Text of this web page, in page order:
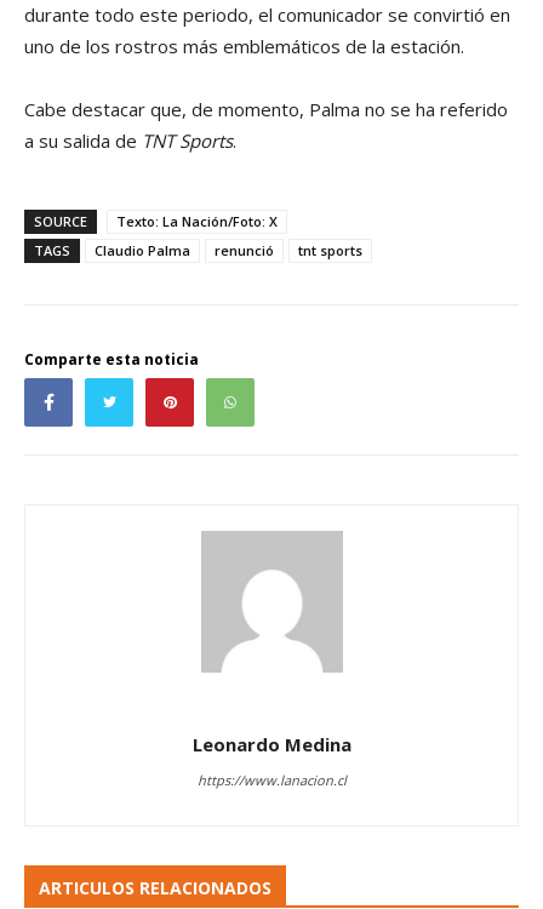
durante todo este periodo, el comunicador se convirtió en
uno de los rostros más emblemáticos de la estación.
Cabe destacar que, de momento, Palma no se ha referido
a su salida de TNT Sports.
SOURCE
Texto: La Nación/Foto: X
TAGS
Claudio Palma renunció tnt sports
Comparte esta noticia
Leonardo Medina
https://www.lanacion.cl
ARTICULOS RELACIONADOS